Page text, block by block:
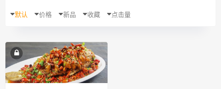
默认 价格 新品 收藏 点击量